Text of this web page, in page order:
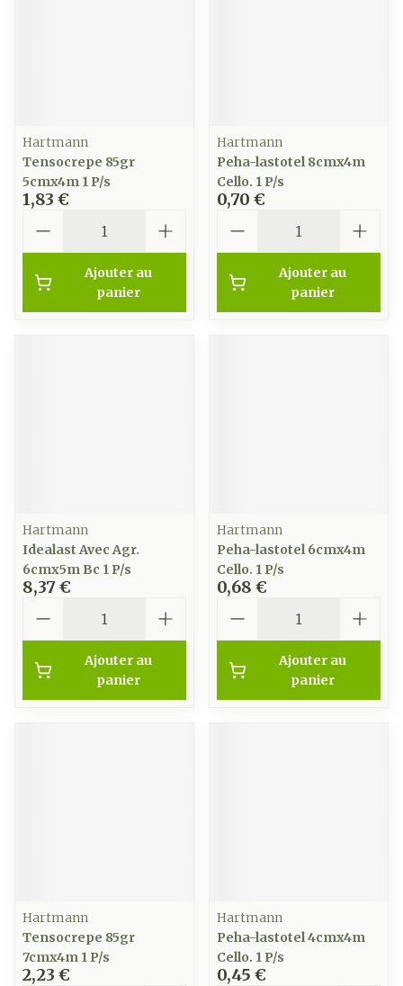
Hartmann
Tensocrepe 85gr
5cmx4m 1 P/s
1,83 €
Ajouter au
panier
Hartmann
Peha-lastotel 8cmx4m
Cello. 1 P/s
0,70 €
Ajouter au
panier
Hartmann
Idealast Avec Agr.
6cmx5m Bc 1 P/s
8,37 €
Ajouter au
panier
Hartmann
Peha-lastotel 6cmx4m
Cello. 1 P/s
0,68 €
Ajouter au
panier
Hartmann
Tensocrepe 85gr
7cmx4m 1 P/s
2,23 €
Hartmann
Peha-lastotel 4cmx4m
Cello. 1 P/s
0,45 €